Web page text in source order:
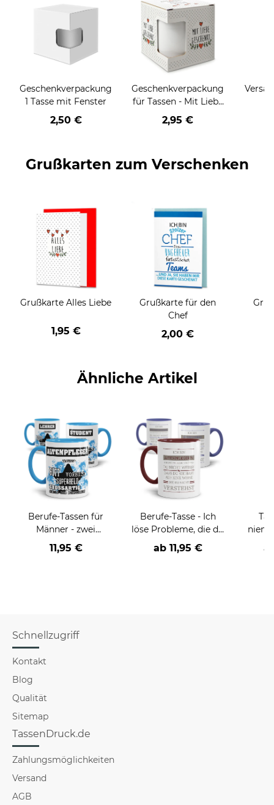
Geschenkverpackung
1 Tasse mit Fenster
2,50 €
Geschenkverpackung
für Tassen - Mit Liebe
geschenkt
2,95 €
Grußkarten zum Verschenken
Grußkarte Alles Liebe
1,95 €
Grußkarte für den
Chef
2,00 €
Ähnliche Artikel
Berufe-Tassen für
Männer - zwei
Farbvarianten
11,95 €
Berufe-Tasse - Ich
löse Probleme, die du
nicht verstehst -
verschiedene Berufe
ab 11,95 €
Schnellzugriff
Kontakt
Blog
Qualität
Sitemap
TassenDruck.de
Zahlungsmöglichkeiten
Versand
AGB